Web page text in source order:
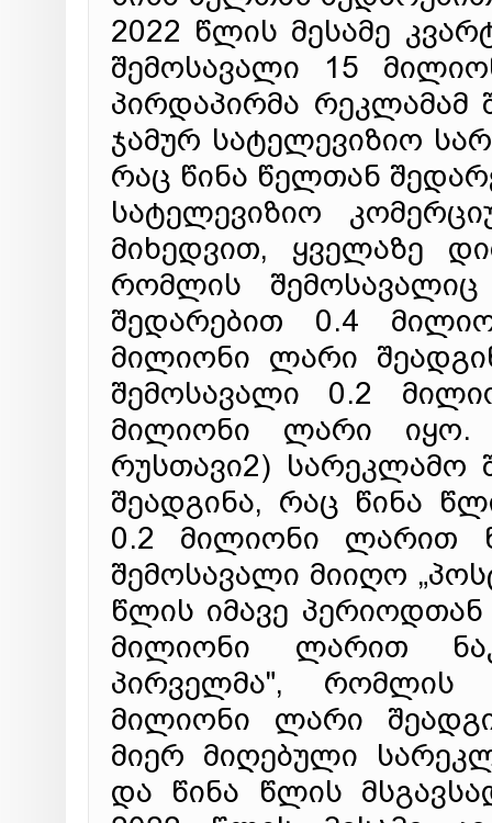
2022 წლის მესამე
შემოსავალი 15
პირდაპირმა რეკლამამ
ჯამურ სატელევიზიო
რაც წინა წელთან
სატელევიზიო
მიხედვით, ყველაზე
რომლის
შედარებით 0.4
მილიონი ლარი
შემოსავალი 0.2
მილიონი ლარი იყო.
რუსთავი2) სარეკლამო
შეადგინა, რაც წინა
0.2 მილიონი ლარით
შემოსავალი მიიღო
წლის იმავე
მილიონი ლარით
პირველმა", რომლის
მილიონი ლარი
მიერ მიღებული
და წინა წლის